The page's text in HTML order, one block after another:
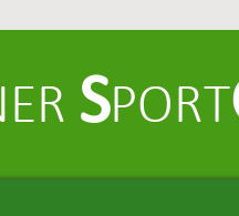
SPORT